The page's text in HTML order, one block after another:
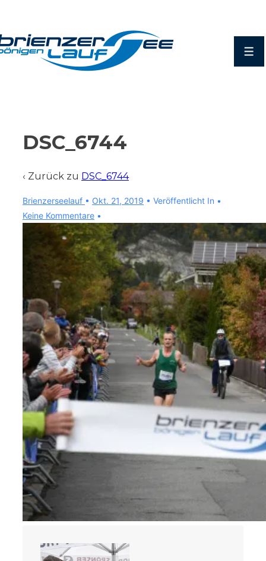
Inhalt
DSC_6744
‹ Zurück zu DSC_6744
Brienzerseelauf • Okt. 21, 2019
Veröffentlicht In
Keine Kommentare